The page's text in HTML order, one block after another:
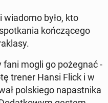
wiadomo było, kto
koń­czą­ce­go
fani mogli go po­że­gnać -
trener Hansi Flick i w
pol­skie­go na­past­ni­ka